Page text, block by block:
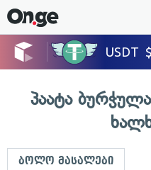
პაატა
ბოლო მასალები